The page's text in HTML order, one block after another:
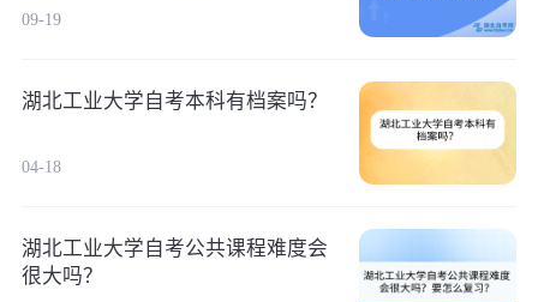
09-19
湖北工业大学自考本科有档案吗？
04-18
湖北工业大学自考公共课程难度会
很大吗？